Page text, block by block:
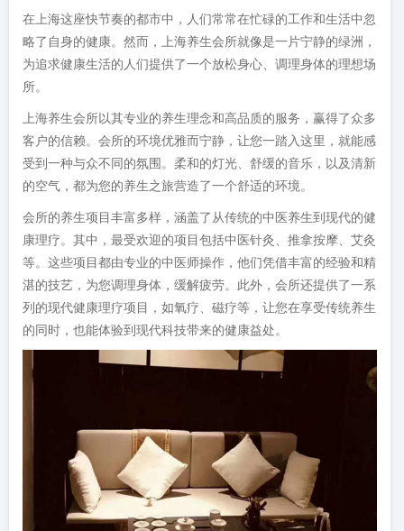
在上海这座快节奏的都市中，人们常常在忙碌的工作和生活中忽
略了自身的健康。然而，上海养生会所就像是一片宁静的绿洲，
为追求健康生活的人们提供了一个放松身心、调理身体的理想场
所。
上海养生会所以其专业的养生理念和高品质的服务，赢得了众多
客户的信赖。会所的环境优雅而宁静，让您一踏入这里，就能感
受到一种与众不同的氛围。柔和的灯光、舒缓的音乐，以及清新
的空气，都为您的养生之旅营造了一个舒适的环境。
会所的养生项目丰富多样，涵盖了从传统的中医养生到现代的健
康理疗。其中，最受欢迎的项目包括中医针灸、推拿按摩、艾灸
等。这些项目都由专业的中医师操作，他们凭借丰富的经验和精
湛的技艺，为您调理身体，缓解疲劳。此外，会所还提供了一系
列的现代健康理疗项目，如氧疗、磁疗等，让您在享受传统养生
的同时，也能体验到现代科技带来的健康益处。